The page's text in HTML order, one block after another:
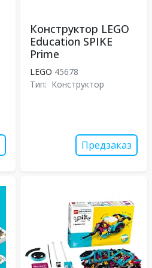
Конструктор LEGO
Education SPIKE
Prime
LEGO 45678
Тип: Конструктор
Предзаказ